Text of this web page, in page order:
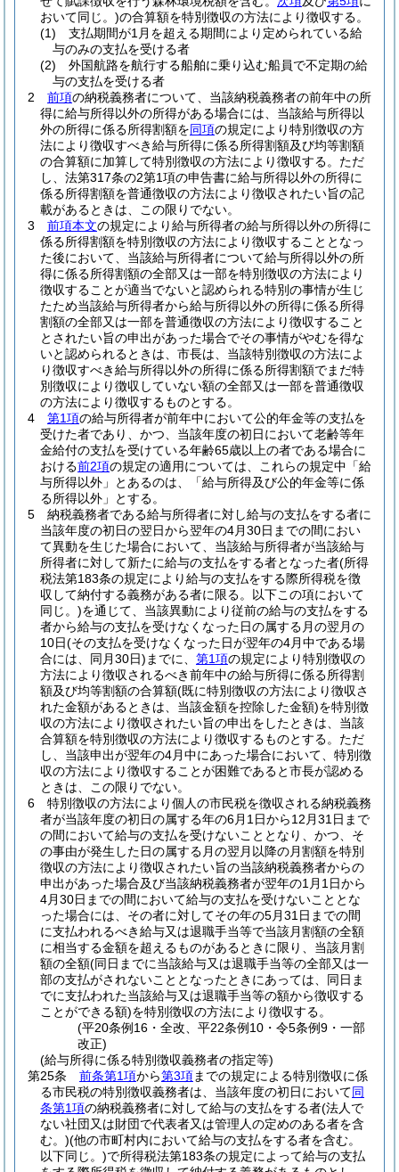
おいて同じ。)の合算額を特別徴収の方法により徴収する。
(1)
支払期間が1月を超える期間により定められている給
与のみの支払を受ける者
(2)
外国航路を航行する船舶に乗り込む船員で不定期の給
与の支払を受ける者
2
前項の納税義務者について、当該納税義務者の前年中の所
得に給与所得以外の所得がある場合には、当該給与所得以
外の所得に係る所得割額を同項の規定により特別徴収の方
法により徴収すべき給与所得に係る所得割額及び均等割額
の合算額に加算して特別徴収の方法により徴収する。 ただ
し、法第317条の2第1項の申告書に給与所得以外の所得に
係る所得割額を普通徴収の方法により徴収されたい旨の記
載があるときは、この限りでない。
3
前項本文の規定により給与所得者の給与所得以外の所得に
係る所得割額を特別徴収の方法により徴収することとなっ
た後において、当該給与所得者について給与所得以外の所
得に係る所得割額の全部又は一部を特別徴収の方法により
徴収することが適当でないと認められる特別の事情が生じ
たため当該給与所得者から給与所得以外の所得に係る所得
割額の全部又は一部を普通徴収の方法により徴収すること
とされたい旨の申出があった場合でその事情がやむを得な
いと認められるときは、市長は、当該特別徴収の方法によ
り徴収すべき給与所得以外の所得に係る所得割額でまだ特
別徴収により徴収していない額の全部又は一部を普通徴収
の方法により徴収するものとする。
4
第1項の給与所得者が前年中において公的年金等の支払を
受けた者であり、かつ、当該年度の初日において老齢等年
金給付の支払を受けている年齢65歳以上の者である場合に
おける前2項の規定の適用については、これらの規定中「給
与所得以外」とあるのは、「給与所得及び公的年金等に係
る所得以外」とする。
5
納税義務者である給与所得者に対し給与の支払をする者に
当該年度の初日の翌日から翌年の4月30日までの間におい
て異動を生じた場合において、当該給与所得者が当該給与
所得者に対して新たに給与の支払をする者となった者(所得
税法第183条の規定により給与の支払をする際所得税を徴
収して納付する義務がある者に限る。以下この項において
同じ。)を通じて、当該異動により従前の給与の支払をする
者から給与の支払を受けなくなった日の属する月の翌月の
10日(その支払を受けなくなった日が翌年の4月中である場
合には、同月30日) までに、 第1項の規定により特別徴収の
方法により徴収されるべき前年中の給与所得に係る所得割
額及び均等割額の合算額(既に特別徴収の方法により徴収さ
れた金額があるときは、当該金額を控除した金額)を特別徴
収の方法により徴収されたい旨の申出をしたときは、当該
合算額を特別徴収の方法により徴収するものとする。 ただ
し、当該申出が翌年の4月中にあった場合において、特別徴
収の方法により徴収することが困難であると市長が認める
ときは、この限りでない。
6
特別徴収の方法により個人の市民税を徴収される納税義務
者が当該年度の初日の属する年の6月1日から12月31日まで
の間において給与の支払を受けないこととなり、かつ、そ
の事由が発生した日の属する月の翌月以降の月割額を特別
徴収の方法により徴収されたい旨の当該納税義務者からの
申出があった場合及び当該納税義務者が翌年の1月1日から
4月30日までの間において給与の支払を受けないこととな
った場合には、その者に対してその年の5月31日までの間
に支払われるべき給与又は退職手当等で当該月割額の全額
に相当する金額を超えるものがあるときに限り、当該月割
額の全額(同日までに当該給与又は退職手当等の全部又は一
部の支払がされないこととなったときにあっては、同日ま
でに支払われた当該給与又は退職手当等の額から徴収する
ことができる額)を特別徴収の方法により徴収する。
(平20条例16・全改、平22条例10・令5条例9・一部
改正)
(給与所得に係る特別徴収義務者の指定等)
第25条
前条第1項から第3項までの規定による特別徴収に係
る市民税の特別徴収義務者は、当該年度の初日において同
条第1項の納税義務者に対して給与の支払をする者(法人で
ない社団又は財団で代表者又は管理人の定めのある者を含
む。)(他の市町村内において給与の支払をする者を含む。
以下同じ。)で所得税法第183条の規定によって給与の支払